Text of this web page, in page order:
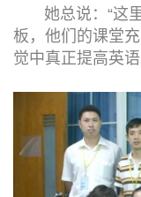
她总说：“这里
板，他们的课堂
觉中真正提高英